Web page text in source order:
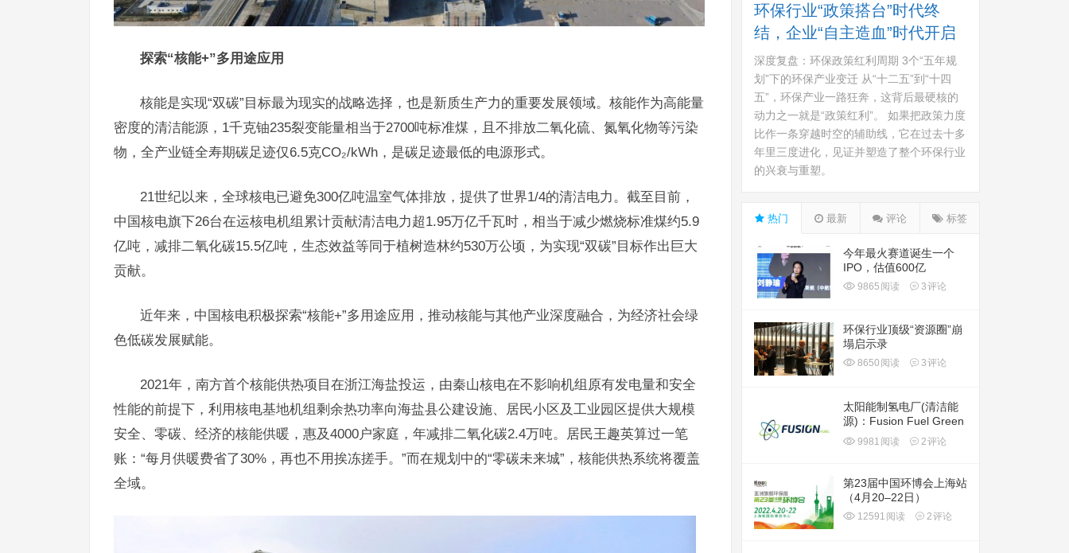
探索“核能+”多用途应用
核能是实现“双碳”目标最为现实的战略选择，也是新质生产力的重要发展领域。核能作为高能量
密度的清洁能源，1千克铀235裂变能量相当于2700吨标准煤，且不排放二氧化硫、氮氧化物等污染
物，全产业链全寿期碳足迹仅6.5克CO₂/kWh，是碳足迹最低的电源形式。
21世纪以来，全球核电已避免300亿吨温室气体排放，提供了世界1/4的清洁电力。截至目前，
中国核电旗下26台在运核电机组累计贡献清洁电力超1.95万亿千瓦时，相当于减少燃烧标准煤约5.9
亿吨，减排二氧化碳15.5亿吨，生态效益等同于植树造林约530万公顷，为实现“双碳”目标作出巨大
贡献。
近年来，中国核电积极探索“核能+”多用途应用，推动核能与其他产业深度融合，为经济社会绿
色低碳发展赋能。
2021年，南方首个核能供热项目在浙江海盐投运，由秦山核电在不影响机组原有发电量和安全
性能的前提下，利用核电基地机组剩余热功率向海盐县公建设施、居民小区及工业园区提供大规模
安全、零碳、经济的核能供暖，惠及4000户家庭，年减排二氧化碳2.4万吨。居民王趣英算过一笔
账：“每月供暖费省了30%，再也不用挨冻搓手。”而在规划中的“零碳未来城”，核能供热系统将覆盖
全域。
环保行业“政策搭台”时代终
结，企业“自主造血”时代开启
深度复盘：环保政策红利周期 3个“五年规
划”下的环保产业变迁 从“十二五”到“十四
五”，环保产业一路狂奔，这背后最硬核的
动力之一就是“政策红利”。 如果把政策力度
比作一条穿越时空的辅助线，它在过去十多
年里三度进化，见证并塑造了整个环保行业
的兴衰与重塑。
热门 最新 评论 标签
今年最火赛道诞生一个
IPO，估值600亿
9865 阅读 3评论
环保行业顶级“资源圈”崩
塌启示录
8650 阅读 3评论
太阳能制氢电厂(清洁能
源)：Fusion Fuel Green
plc(HTOO)
9981 阅读 2评论
第23届中国环博会上海站
（4月20–22日）
12591 阅读 2评论